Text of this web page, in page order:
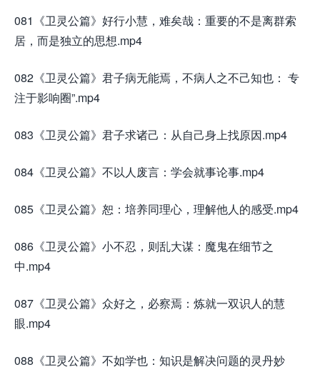
081《卫灵公篇》好行小慧，难矣哉：重要的不是离群索
居，而是独立的思想.mp4
082《卫灵公篇》君子病无能焉，不病人之不己知也： 专
注于影响圈”.mp4
083《卫灵公篇》君子求诸己：从自己身上找原因.mp4
084《卫灵公篇》不以人废言：学会就事论事.mp4
085《卫灵公篇》恕：培养同理心，理解他人的感受.mp4
086《卫灵公篇》小不忍，则乱大谋：魔鬼在细节之
中.mp4
087《卫灵公篇》众好之，必察焉：炼就一双识人的慧
眼.mp4
088《卫灵公篇》不如学也：知识是解决问题的灵丹妙